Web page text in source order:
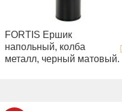
FORTIS Ершик
напольный, колба
металл, черный матовый.